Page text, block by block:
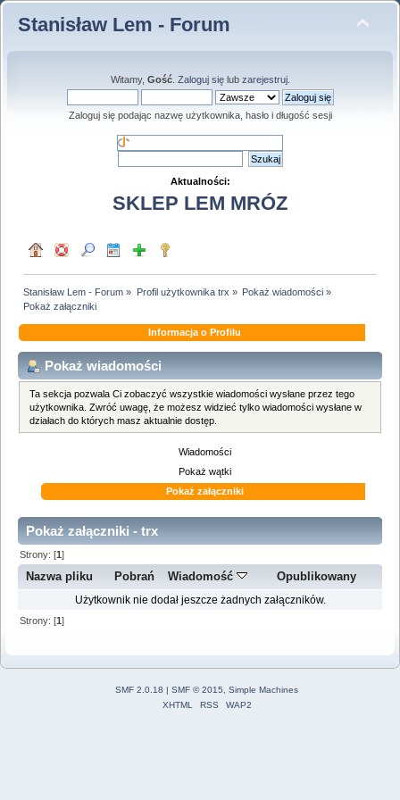
Stanisław Lem - Forum
Witamy, Gość. Zaloguj sięlub zarejestruj.
Zaloguj się podając nazwę użytkownika, hasło i długość sesji
Aktualności:
SKLEP LEM MRÓZ
Stanisław Lem - Forum » Profil użytkownika trx » Pokaż wiadomości»
Pokaż załączniki
Informacja o Profilu
Pokaż wiadomości
Ta sekcja pozwala Ci zobaczyć wszystkie wiadomości wysłane przez tego
użytkownika. Zwróć uwagę, że możesz widzieć tylko wiadomości wysłane w
działach do których masz aktualnie dostęp.
Wiadomości
Pokaż wątki
Pokaż załączniki
Pokaż załączniki - trx
Strony: [1]
Nazwa pliku Pobrań Wiadomość Opublikowany
Użytkownik nie dodał jeszcze żadnych załączników.
Strony: [1]
SMF 2.0.18 | SMF © 2015
Simple Machines
XHTML
RSS WAP2